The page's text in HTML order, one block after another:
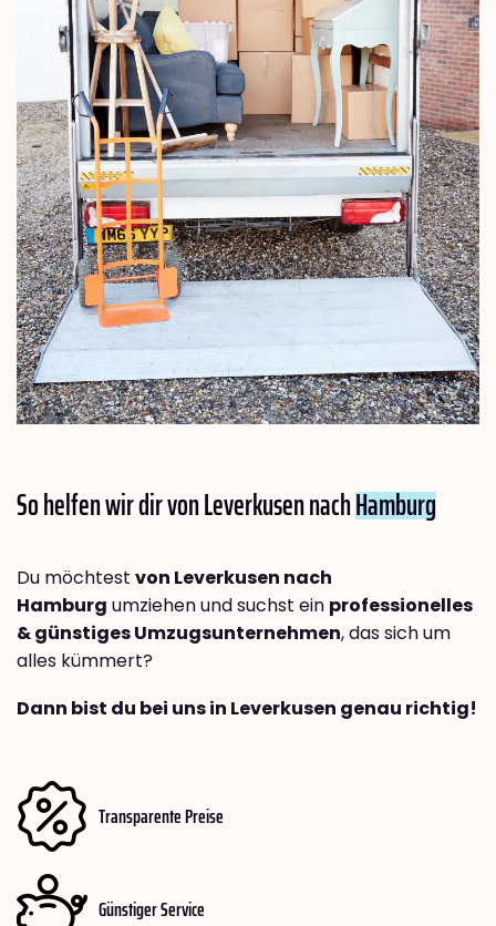
So helfen wir dir von Leverkusen nachHamburg
Du möchtest von Leverkusen nach
Hamburg umziehen und suchst ein professionelles
& günstiges Umzugsunternehmen, das sich um
alles kümmert?
Dann bist du bei uns in Leverkusen genau richtig!
Transparente Preise
Günstiger Service